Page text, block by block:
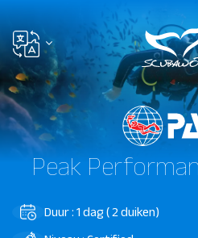
Peak
Duur : 1 dag ( 2 duiken)